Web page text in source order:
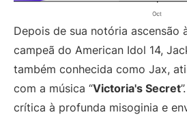
Depois de sua notória ascensão
campeã do American Idol 14,
também conhecida como Jax,
com a música “Victoria's Secret
crítica à profunda misoginia e